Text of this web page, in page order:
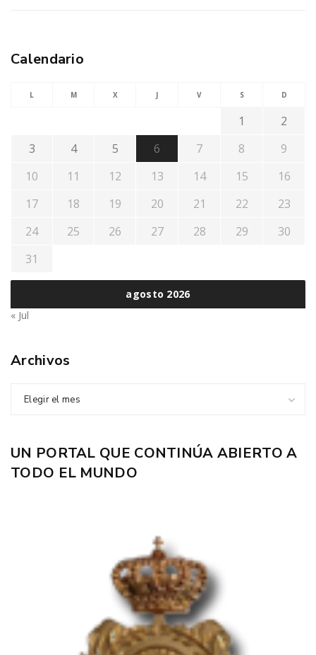
Calendario
agosto 2026
L M X J V S D
1
2
3
4 5 6 7 8
9
10
11 12 13 14 15
16
17
18 19 20 21 22
23
24
25 26 27 28 29
30
31
« Jul
Archivos
Elegir el mes
UN PORTAL QUE CONTINÚA ABIERTO A
TODO EL MUNDO